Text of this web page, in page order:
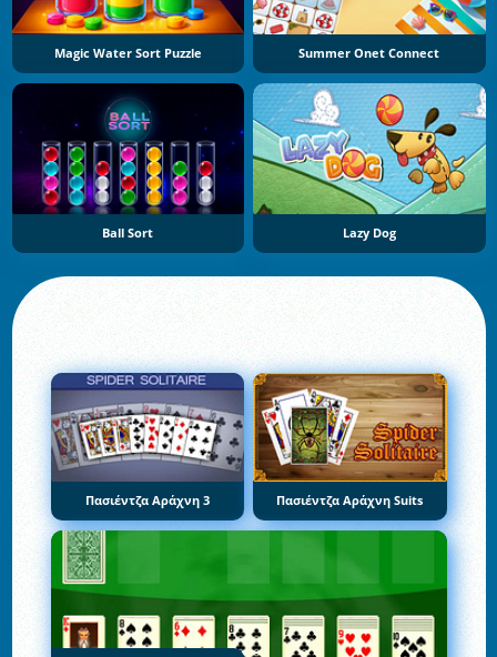
Magic Water Sort Puzzle Summer Onet Connect
Ball Sort Lazy Dog
Πασιέντζα Αράχνη 3 Πασιέντζα Αράχνη Suits